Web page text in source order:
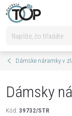
Prejsť
na
Dámske náramky v
Dámsky
Kód: 39732/STR